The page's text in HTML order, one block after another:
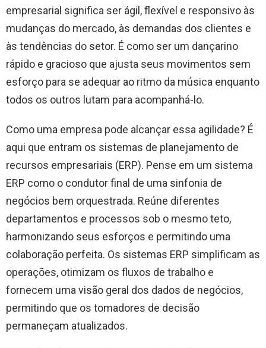
empresarial significa ser ágil, flexível e responsivo às
mudanças do mercado, às demandas dos clientes e
às tendências do setor. É como ser um dançarino
rápido e gracioso que ajusta seus movimentos sem
esforço para se adequar ao ritmo da música enquanto
todos os outros lutam para acompanhá-lo.
Como uma empresa pode alcançar essa agilidade? É
aqui que entram os sistemas de planejamento de
recursos empresariais (ERP). Pense em um sistema
ERP como o condutor final de uma sinfonia de
negócios bem orquestrada. Reúne diferentes
departamentos e processos sob o mesmo teto,
harmonizando seus esforços e permitindo uma
colaboração perfeita. Os sistemas ERP simplificam as
operações, otimizam os fluxos de trabalho e
fornecem uma visão geral dos dados de negócios,
permitindo que os tomadores de decisão
permaneçam atualizados.